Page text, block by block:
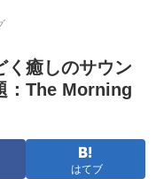
く癒しのサウン
：The Morning
はてブ